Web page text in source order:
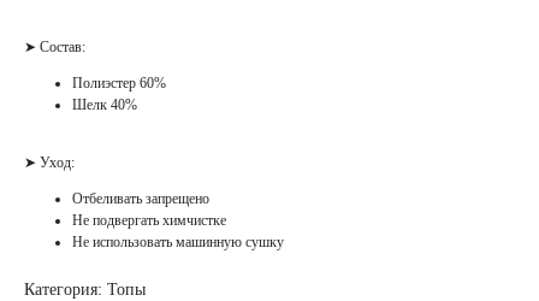
➤ Состав:
Полиэстер 60%
Шелк 40%
➤ Уход:
Отбеливать запрещено
Не подвергать химчистке
Не использовать машинную сушку
Категория: Топы